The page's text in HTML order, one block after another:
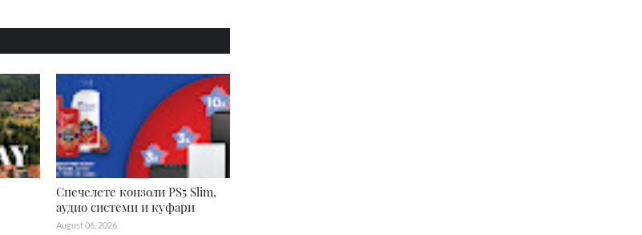
Спечелете конзоли PS5 Slim,
аудио системи и куфари
August 06, 2026